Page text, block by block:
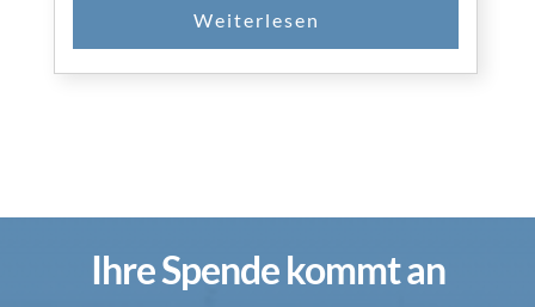
Ihre Spende kommt an